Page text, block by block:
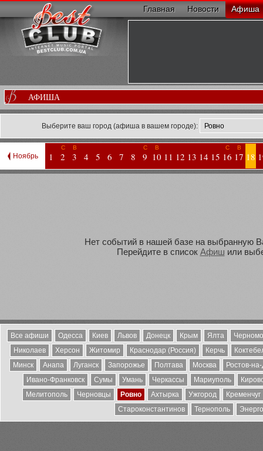
Главная Новости Афиша
АФИША
Выберите ваш город (афиша в вашем городе):
Ноябрь 1
С
2
В
3 4 5 6 7 8
С
9
В
10 11 12 13 14 15
С
16
В
17 18
Нет событий в нашей базе на выбранную
Перейдите в список Афиш или
Все афиши Одесса Киев Львов Донецк Крым Ялта
Николаев
Херсон Житомир Краснодар (Россия) Керчь
Минск
Анапа Луганск Запорожье Полтава Москва
Ростов-
Ивано-Франковск
Сумы Умань Черкассы Мариуполь
Мелитополь
Черновцы Ровно Ахтырка Ужгород
Кременчуг
Староконстантинов
Тернополь